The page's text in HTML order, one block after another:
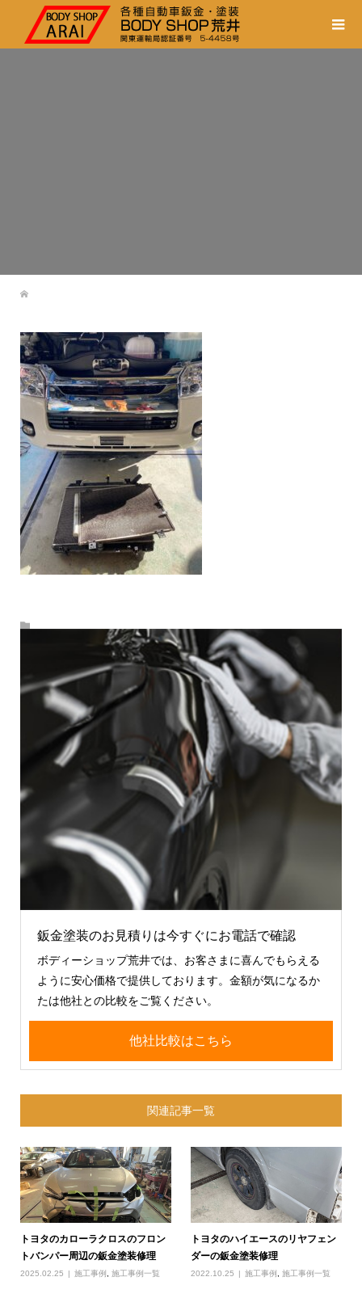
鈑金塗装のお見積りは今すぐにお電話で確認
ボディーショップ荒井では、お客さまに喜んでもらえる
ように安心価格で提供しております。金額が気になるか
たは他社との比較をご覧ください。
他社比較はこちら
関連記事一覧
トヨタのカローラクロスのフロン
トバンパー周辺の鈑金塗装修理
2025.02.25 施工事例 施工事例一覧
トヨタのハイエースのリヤフェン
ダーの鈑金塗装修理
2022.10.25 施工事例 ,施工事例一覧